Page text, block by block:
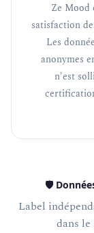
Ze Mood
satisfaction
Les
anonymes
n'est
🛡️
Label
dans